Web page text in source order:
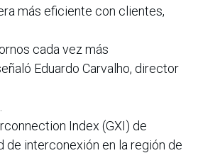
más eficiente con clientes,
cada vez más
Eduardo Carvalho, director
Index (GXI) de
de interconexión en la región de